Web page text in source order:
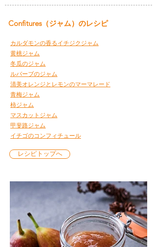
Confitures（ジャム）のレシピ
カルダモンの香るイチジクジャム
黄桃ジャム
冬瓜のジャム
ルバーブのジャム
清美オレンジとレモンのマーマレード
青梅ジャム
柿ジャム
マスカットジャム
甲斐路ジャム
イチゴのコンフィチュール
レシピトップへ